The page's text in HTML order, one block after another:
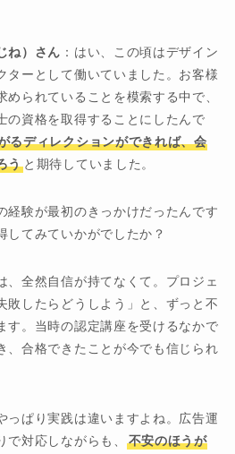
ね）さん ：はい、この頃はデザイン
ターとして働いていました。お客様
られていることを模索する中で、
の資格を取得することにしたんで
るディレクションができれば、会
う と期待していました。
験が最初のきっかけだったんです
してみていかがでしたか？
、全然自信が持てなくて。プロジェ
敗したらどうしよう」と、ずっと不
す。当時の認定講座を受けるなかで
、合格できたことが今でも信じられ
っぱり実践は違いますよね。広告運
で対応しながらも、
不安のほうが